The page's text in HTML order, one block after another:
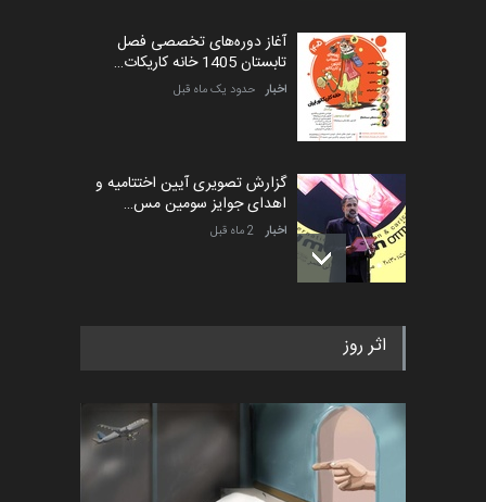
آغاز دوره‌های تخصصی فصل
تابستان 1405 خانه کاریکات…
اخبار حدود یک ماه قبل
گزارش تصویری آیین اختتامیه و
اهدای جوایز سومین مس…
اخبار 2 ماه قبل
به یاد اردوغان باشول (۱۹۳۶–
اخبار 2 ماه قبل
رویداد کارگاهی کارتون و پوستر
«ایران سربلند» به ا…
اثر روز